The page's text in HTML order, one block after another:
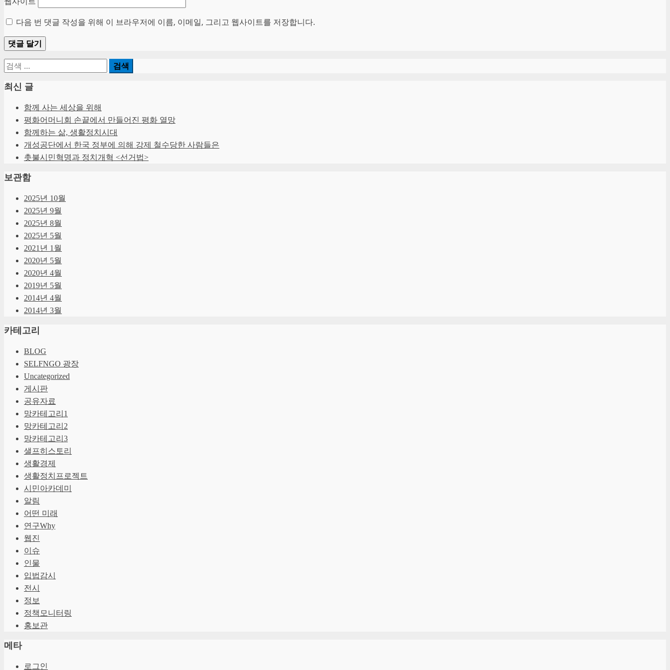
다음 번 댓글 작성을 위해 이 브라우저에 이름, 이메일, 그리고 웹사이트를 저장합니다.
검
최신 글
함께 사는 세상을 위해
평화어머니회 손끝에서 만들어진 평화 열망
함께하는 삶, 생활정치시대
개성공단에서 한국 정부에 의해 강제 철수당한 사람들은
촛불시민혁명과 정치개혁 <선거법>
보관함
2025년 10월
2025년 9월
2025년 8월
2025년 5월
2021년 1월
2020년 5월
2020년 4월
2019년 5월
2014년 4월
2014년 3월
카테고리
BLOG
SELFNGO 광장
Uncategorized
게시판
공유자료
망카테고리1
망카테고리2
망카테고리3
샐프히스토리
생활경제
생활정치프로젝트
시민아카데미
알림
어떤 미래
연구Why
웹진
이슈
인물
입법감시
전시
정보
정책모니터링
홍보관
메타
로그인